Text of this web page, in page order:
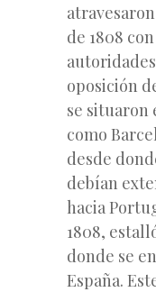
de 1808
oposición
se situaron
como
desde
debían
hacia
1808,
donde se
España.